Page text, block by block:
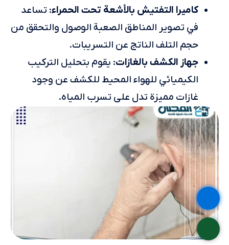
كاميرا التفتيش بالأشعة تحت الحمراء: تساعد
في تصوير المناطق الصعبة الوصول والتحقق من
حجم التلف الناتج عن التسريبات.
جهاز الكشف بالغازات: يقوم بتحليل التركيب
الكيميائي للهواء المحيط للكشف عن وجود
غازات مميزة تدل على تسرب المياه.